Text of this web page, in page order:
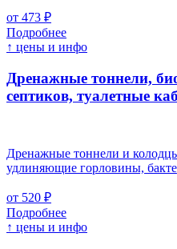
от 473 ₽
Подробнее
↑ цены и инфо
Дренажные тоннели,
септиков, туалетные
Дренажные тоннели и
удлиняющие горловины,
от 520 ₽
Подробнее
↑ цены и инфо